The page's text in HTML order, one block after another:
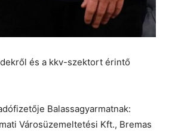
és a kkv-szektort érintő
Balassagyarmatnak:
Városüzemeltetési Kft., Bremas